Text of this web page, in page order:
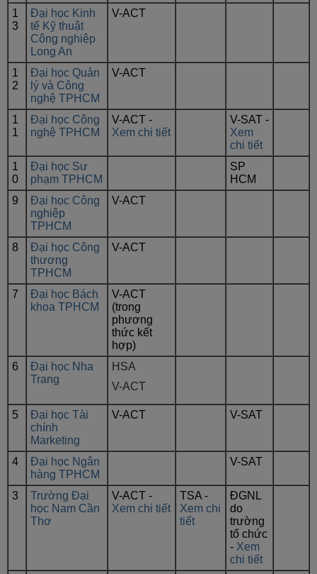
1
3
Đại học Kinh
tế Kỹ thuật
Công nghiệp
Long An
V-ACT
1
2
Đại học Quản
lý và Công
nghệ TPHCM
V-ACT
1
1
Đại học Công
nghệ TPHCM
V-ACT -
Xem chi tiết
V-SAT -
Xem
chi tiết
1
0
Đại học Sư
phạm TPHCM
SP
HCM
9
Đại học Công
nghiệp
TPHCM
V-ACT
8
Đại học Công
thương
TPHCM
V-ACT
7
Đại học Bách
khoa TPHCM
V-ACT
(trong
phương
thức kết
hợp)
6
Đại học Nha
Trang
HSA
V-ACT
5
Đại học Tài
chính
Marketing
V-ACT V-SAT
4
Đại học Ngân
hàng TPHCM
V-SAT
3
Trường Đại
học Nam Cần
Thơ
V-ACT -
Xem chi tiết
TSA -
Xem chi
tiết
ĐGNL
do
trường
tổ chức
- Xem
chi tiết